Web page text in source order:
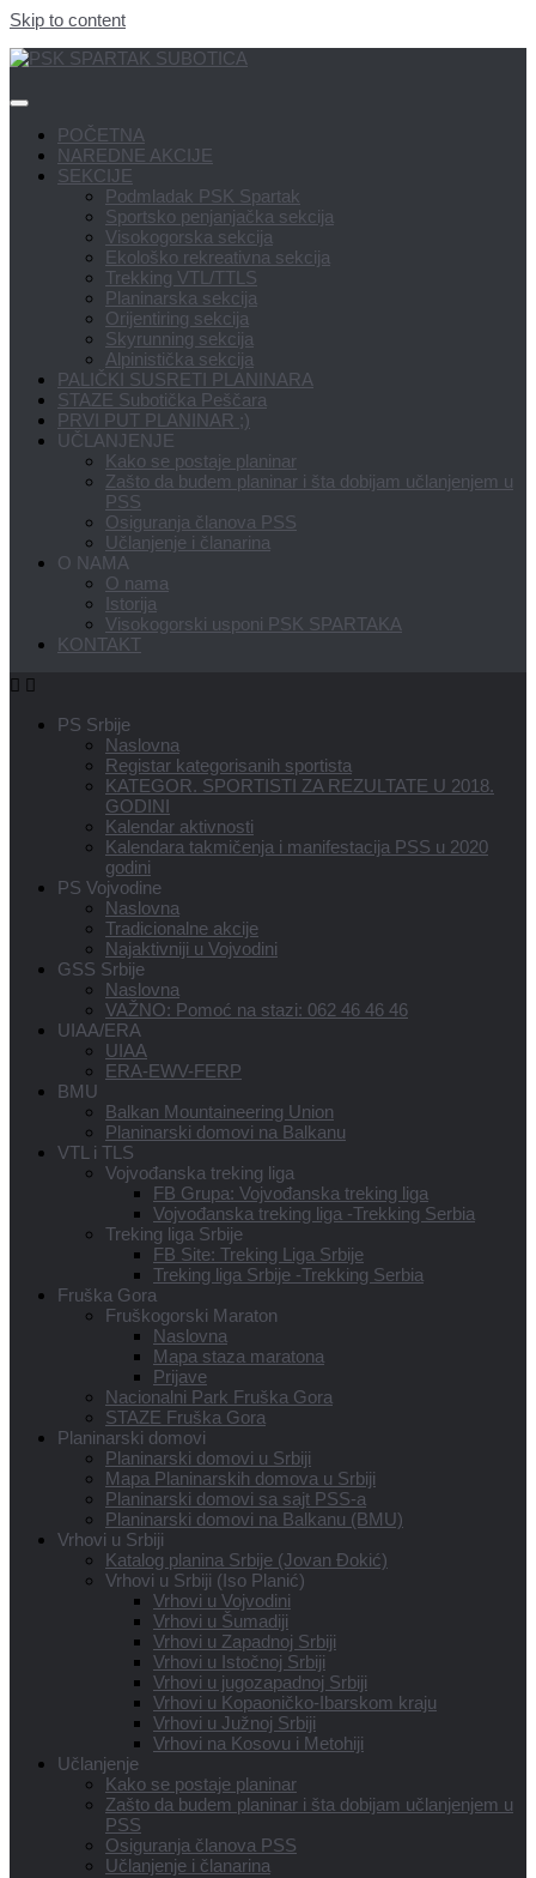
Skip to content
POČETNA
NAREDNE AKCIJE
SEKCIJE
Podmladak PSK Spartak
Sportsko penjanjačka sekcija
Visokogorska sekcija
Ekološko rekreativna sekcija
Trekking VTL/TTLS
Planinarska sekcija
Orijentiring sekcija
Skyrunning sekcija
Alpinistička sekcija
PALIČKI SUSRETI PLANINARA
STAZE Subotička Peščara
PRVI PUT PLANINAR ;)
UČLANJENJE
Kako se postaje planinar
Zašto da budem planinar i šta dobijam učlanjenjem u
PSS
Osiguranja članova PSS
Učlanjenje i članarina
O NAMA
O nama
Istorija
Visokogorski usponi PSK SPARTAKA
KONTAKT
PS Srbije
Naslovna
Registar kategorisanih sportista
KATEGOR. SPORTISTI ZA REZULTATE U 2018.
GODINI
Kalendar aktivnosti
Kalendara takmičenja i manifestacija PSS u 2020
godini
PS Vojvodine
Naslovna
Tradicionalne akcije
Najaktivniji u Vojvodini
GSS Srbije
Naslovna
VAŽNO: Pomoć na stazi: 062 46 46 46
UIAA/ERA
UIAA
ERA-EWV-FERP
BMU
Balkan Mountaineering Union
Planinarski domovi na Balkanu
VTL i TLS
Vojvođanska treking liga
FB Grupa: Vojvođanska treking liga
Vojvođanska treking liga -Trekking Serbia
Treking liga Srbije
FB Site: Treking Liga Srbije
Treking liga Srbije -Trekking Serbia
Fruška Gora
Fruškogorski Maraton
Naslovna
Mapa staza maratona
Prijave
Nacionalni Park Fruška Gora
STAZE Fruška Gora
Planinarski domovi
Planinarski domovi u Srbiji
Mapa Planinarskih domova u Srbiji
Planinarski domovi sa sajt PSS-a
Planinarski domovi na Balkanu (BMU)
Vrhovi u Srbiji
Katalog planina Srbije (Jovan Đokić)
Vrhovi u Srbiji (Iso Planić)
Vrhovi u Vojvodini
Vrhovi u Šumadiji
Vrhovi u Zapadnoj Srbiji
Vrhovi u Istočnoj Srbiji
Vrhovi u jugozapadnoj Srbiji
Vrhovi u Kopaoničko-Ibarskom kraju
Vrhovi u Južnoj Srbiji
Vrhovi na Kosovu i Metohiji
Učlanjenje
Kako se postaje planinar
Zašto da budem planinar i šta dobijam učlanjenjem u
PSS
Osiguranja članova PSS
Učlanjenje i članarina